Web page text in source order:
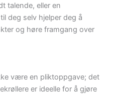
talende, eller en
deg selv hjelper deg å
og høre framgang over
være en pliktoppgave; det
er ideelle for å gjøre